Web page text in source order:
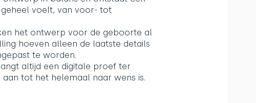
voelt, van voor- tot
het ontwerp voor de geboorte al
hoeven alleen de laatste details
te worden.
altijd een digitale proef ter
tot het helemaal naar wens is.​